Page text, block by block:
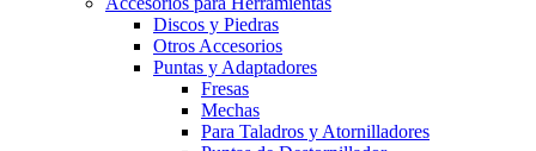
Discos y Piedras
Otros Accesorios
Puntas y Adaptadores
Fresas
Mechas
Para Taladros y Atornilladores